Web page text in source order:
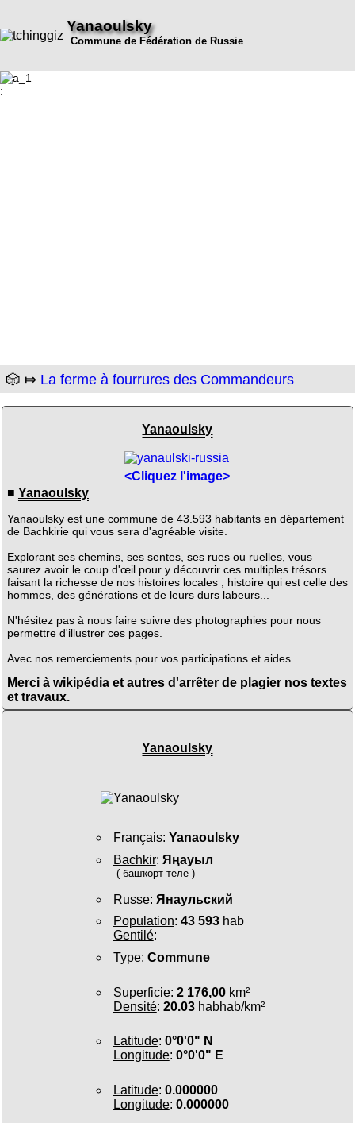
Yanaoulsky
Commune de Fédération de Russie
:
🎲 ⤇ La ferme à fourrures des Commandeurs
Yanaoulsky
<Cliquez l'image>
■ Yanaoulsky
Yanaoulsky est une commune de 43.593 habitants en département
de Bachkirie qui vous sera d'agréable visite.
Explorant ses chemins, ses sentes, ses rues ou ruelles, vous
saurez avoir le coup d'œil pour y découvrir ces multiples trésors
faisant la richesse de nos histoires locales ; histoire qui est celle des
hommes, des générations et de leurs durs labeurs...
N'hésitez pas à nous faire suivre des photographies pour nous
permettre d'illustrer ces pages.
Avec nos remerciements pour vos participations et aides.
Merci à wikipédia et autres d'arrêter de plagier nos textes
et travaux.
Yanaoulsky
Français: Yanaoulsky
Bachkir: Яңауыл
( башҡорт теле )
Russe: Янаульский
Population: 43 593hab
Gentilé:
Type: Commune
Superficie: 2 176,00km²
Densité: 20.03habhab/km²
Latitude: 0°0'0" N
Longitude: 0°0'0" E
Latitude: 0.000000
Longitude: 0.000000